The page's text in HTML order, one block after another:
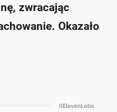
zwracając
Okazało